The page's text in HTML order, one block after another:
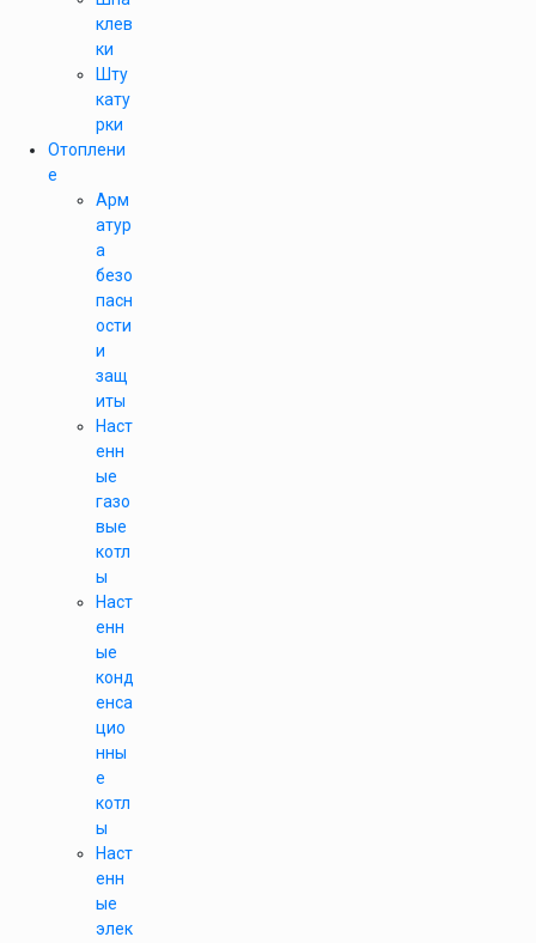
клев
ки
Шту
кату
рки
Отоплени
е
Арм
атур
а
безо
пасн
ости
и
защ
иты
Наст
енн
ые
газо
вые
котл
ы
Наст
енн
ые
конд
енса
цио
нны
е
котл
ы
Наст
енн
ые
элек